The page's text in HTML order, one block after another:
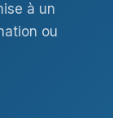
à un
ou